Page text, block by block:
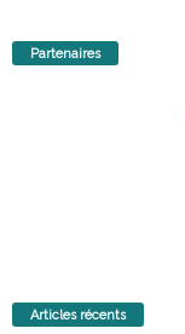
Partenaires
Articles récents